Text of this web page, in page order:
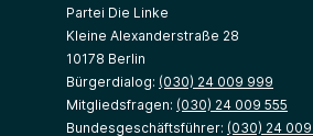
Partei Die Linke
Kleine Alexanderstraße 28
10178 Berlin
Bürgerdialog: (030) 24 009 999
Mitgliedsfragen: (030) 24 009 555
Bundesgeschäftsführer: (030) 24